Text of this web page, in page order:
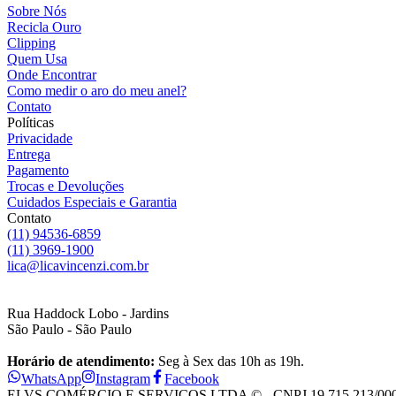
Sobre Nós
Recicla Ouro
Clipping
Quem Usa
Onde Encontrar
Como medir o aro do meu anel?
Contato
Políticas
Privacidade
Entrega
Pagamento
Trocas e Devoluções
Cuidados Especiais e Garantia
Contato
(11) 94536-6859
(11) 3969-1900
lica@licavincenzi.com.br
Rua Haddock Lobo - Jardins
São Paulo - São Paulo
Horário de atendimento: Seg à Sex das 10h as 19h.
WhatsApp
Instagram
Facebook